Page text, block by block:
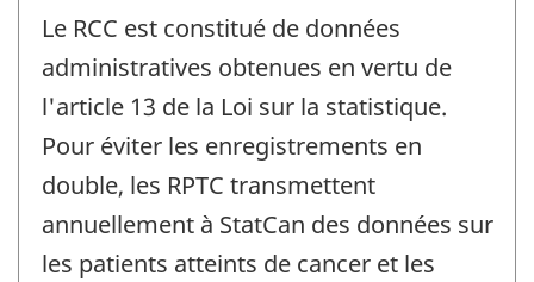
Le RCC est constitué de données
administratives obtenues en vertu de
l'article 13 de la Loi sur la statistique.
Pour éviter les enregistrements en
double, les RPTC transmettent
annuellement à StatCan des données sur
les patients atteints de cancer et les